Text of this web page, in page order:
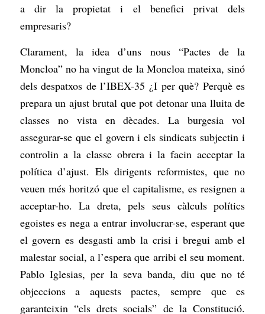
a dir la propietat i el benefici privat dels
empresaris?
Clarament, la idea d’uns nous “Pactes de la
Moncloa” no ha vingut de la Moncloa mateixa, sinó
dels despatxos de l’IBEX-35 ¿I per què? Perquè es
prepara un ajust brutal que pot detonar una lluita de
classes no vista en dècades. La burgesia vol
assegurar-se que el govern i els sindicats subjectin i
controlin a la classe obrera i la facin acceptar la
política d’ajust. Els dirigents reformistes, que no
veuen més horitzó que el capitalisme, es resignen a
acceptar-ho. La dreta, pels seus càlculs polítics
egoistes es nega a entrar involucrar-se, esperant que
el govern es desgasti amb la crisi i bregui amb el
malestar social, a l’espera que arribi el seu moment.
Pablo Iglesias, per la seva banda, diu que no té
objeccions a aquests pactes, sempre que es
garanteixin “els drets socials” de la Constitució.